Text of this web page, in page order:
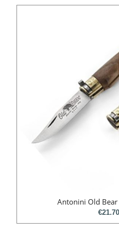
Antonini Old
€21.70